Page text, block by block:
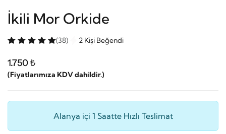
İkili Mor Orkide
(38) 2 Kişi Beğendi
1.750 ₺
(Fiyatlarımıza KDV dahildir.)
Alanya içi 1 Saatte Hızlı Teslimat